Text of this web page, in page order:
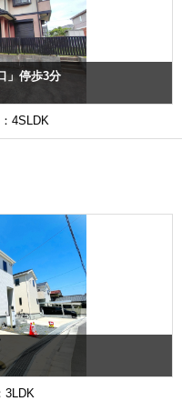
」停歩3分
4SLDK
3LDK